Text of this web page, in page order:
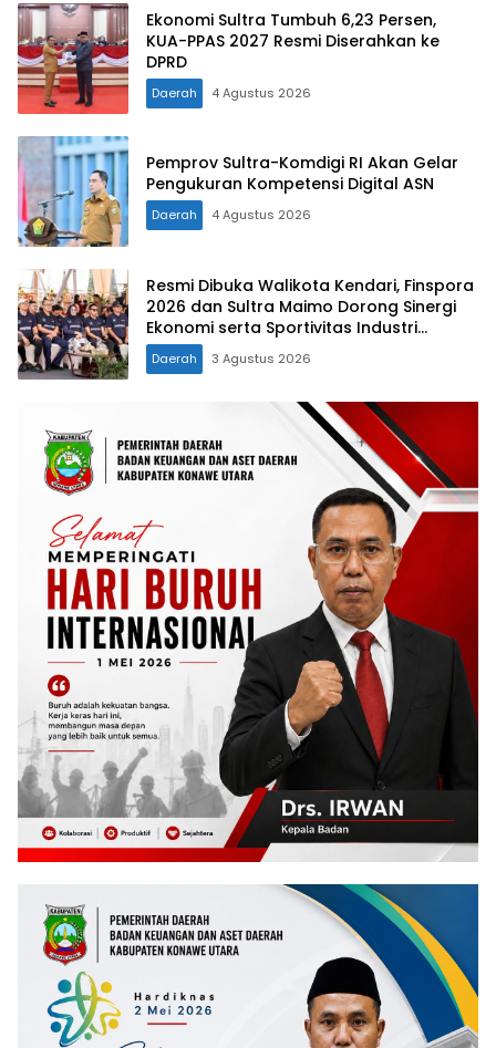
Ekonomi Sultra Tumbuh 6,23 Persen,
KUA-PPAS 2027 Resmi Diserahkan ke
DPRD
Daerah 4 Agustus 2026
Pemprov Sultra-Komdigi RI Akan Gelar
Pengukuran Kompetensi Digital ASN
Daerah 4 Agustus 2026
Resmi Dibuka Walikota Kendari, Finspora
2026 dan Sultra Maimo Dorong Sinergi
Ekonomi serta Sportivitas Industri
Keuangan
Daerah 3 Agustus 2026